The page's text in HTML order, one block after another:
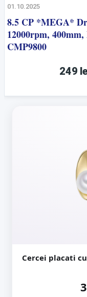
01.10.2025
8.5 CP *MEGA*
12000rpm,
CMP9800
249
Cercei placati